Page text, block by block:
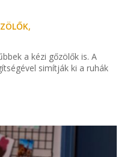
,
a kézi gőzölők is. A
simítják ki a ruhák